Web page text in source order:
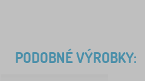
PODOBNÉ VÝROBKY: